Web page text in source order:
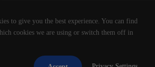
DE RESTAURACION S.L.
to give you the best experience. You can find
cookies we are using or switch them off in